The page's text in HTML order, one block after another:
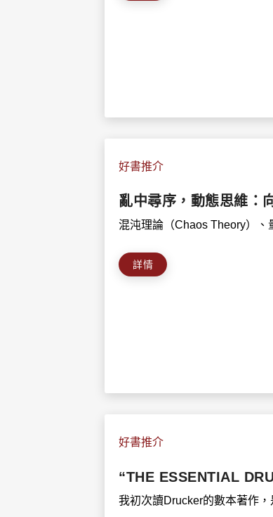
好書推介
亂中尋序，動態思維：
混沌理論（Chaos Theory）
詳情
好書推介
“THE ESSENTIAL
我初次讀Drucker的數本著作